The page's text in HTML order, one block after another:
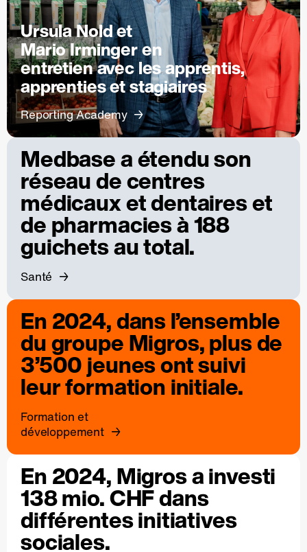
Ursula Nold et
Mario Irminger en
entretien avec les apprentis,
apprenties et stagiaires
Reporting Academy
Medbase a étendu son
réseau de centres
médicaux et dentaires et
de pharmacies à 188
guichets au total.
Santé
En 2024, dans l’ensemble
du groupe Migros, plus de
3’500 jeunes ont suivi
leur formation initiale.
Formation et
développement
En 2024, Migros a investi
138 mio. CHF dans
différentes initiatives
sociales.